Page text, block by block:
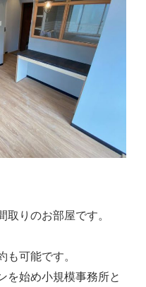
取りのお部屋です。
も可能です。
を始め小規模事務所と